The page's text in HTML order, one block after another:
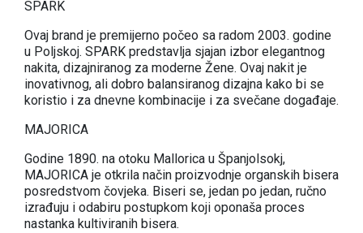
SPARK
Ovaj brand je premijerno počeo sa radom 2003. godine
u Poljskoj. SPARK predstavlja sjajan izbor elegantnog
nakita, dizajniranog za moderne Žene. Ovaj nakit je
inovativnog, ali dobro balansiranog dizajna kako bi se
koristio i za dnevne kombinacije i za svečane događaje.
MAJORICA
Godine 1890. na otoku Mallorica u Španjolsokj,
MAJORICA je otkrila način proizvodnje organskih bisera
posredstvom čovjeka. Biseri se, jedan po jedan, ručno
izrađuju i odabiru postupkom koji oponaša proces
nastanka kultiviranih bisera.